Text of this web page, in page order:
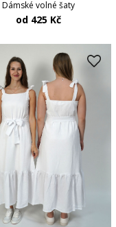
Dámské volné šaty
od 425 Kč